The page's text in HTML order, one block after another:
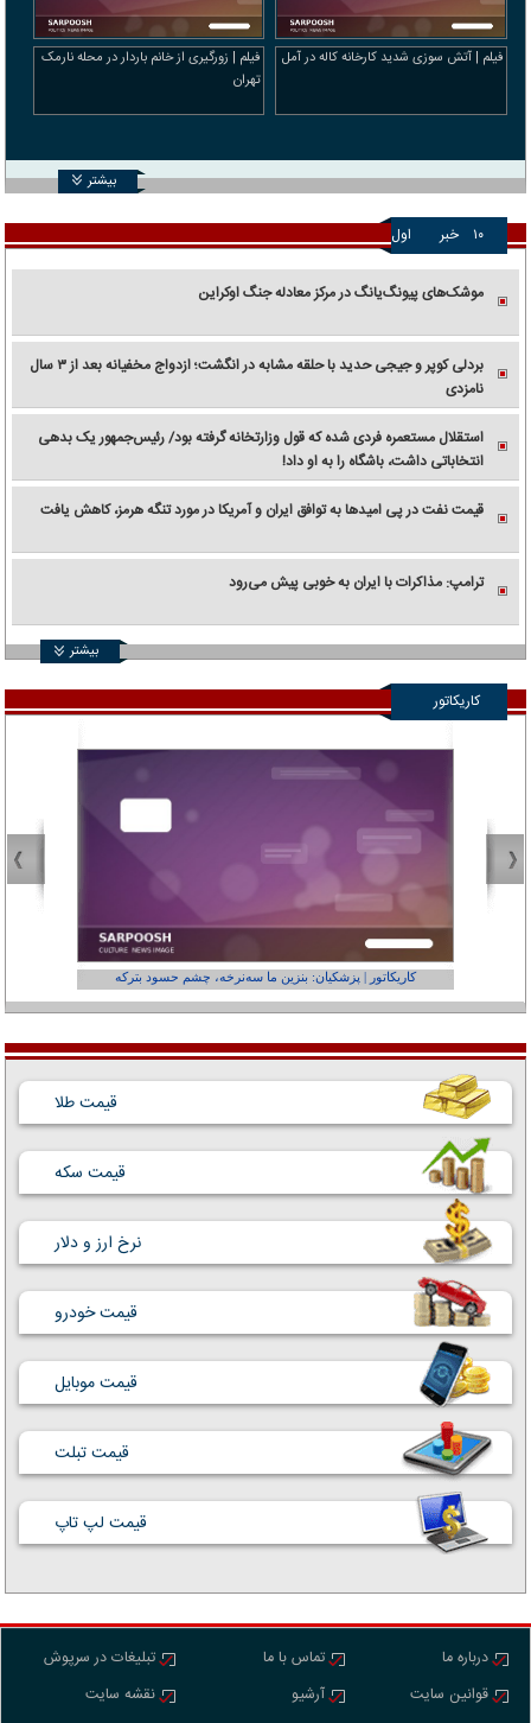
فیلم | آتش سوزی شدید کارخانه کاله در آمل
فیلم | زورگیری از خانم باردار در محله نارمک
تهران
بیشتر
۱۰ خبر اول
موشک‌های پیونگ‌یانگ در مرکز معادله جنگ اوکراین
بردلی کوپر و جیجی حدید با حلقه‌ مشابه در انگشت؛ ازدواج مخفیانه بعد از ۳ سال
نامزدی
استقلال مستعمره فردی شده که قول وزارتخانه گرفته بود/ رئیس‌جمهور یک بدهی
انتخاباتی داشت، باشگاه را به او داد!
قیمت نفت در پی امیدها به توافق ایران و آمریکا در مورد تنگه هرمز، کاهش یافت
ترامپ: مذاکرات با ایران به خوبی پیش می‌رود
بیشتر
کاریکاتور
کاریکاتور | پزشکیان: بنزین ما سه‌نرخه، چشم حسود بترکه
قیمت طلا
قیمت سکه
نرخ ارز و دلار
قیمت خودرو
قیمت موبایل
قیمت تبلت
قیمت لپ تاپ
درباره ما
قوانین سایت
تماس با ما
آرشیو
تبلیغات در سرپوش
نقشه سایت